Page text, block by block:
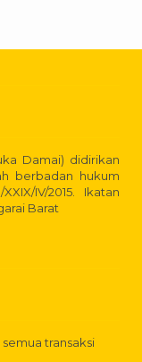
Damai) didirikan
berbadan hukum
IV/2015. Ikatan
Barat
transaksi